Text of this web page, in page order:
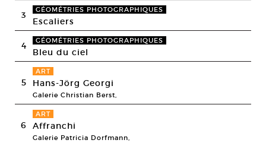
3 GÉOMÉTRIES PHOTOGRAPHIQUES
Escaliers
4 GÉOMÉTRIES PHOTOGRAPHIQUES
Bleu du ciel
5
ART
Hans-Jörg Georgi
Galerie Christian Berst,
6
ART
Affranchi
Galerie Patricia Dorfmann,